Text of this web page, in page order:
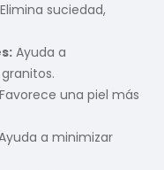
Elimina suciedad,
Ayuda a
Favorece una piel más
a minimizar